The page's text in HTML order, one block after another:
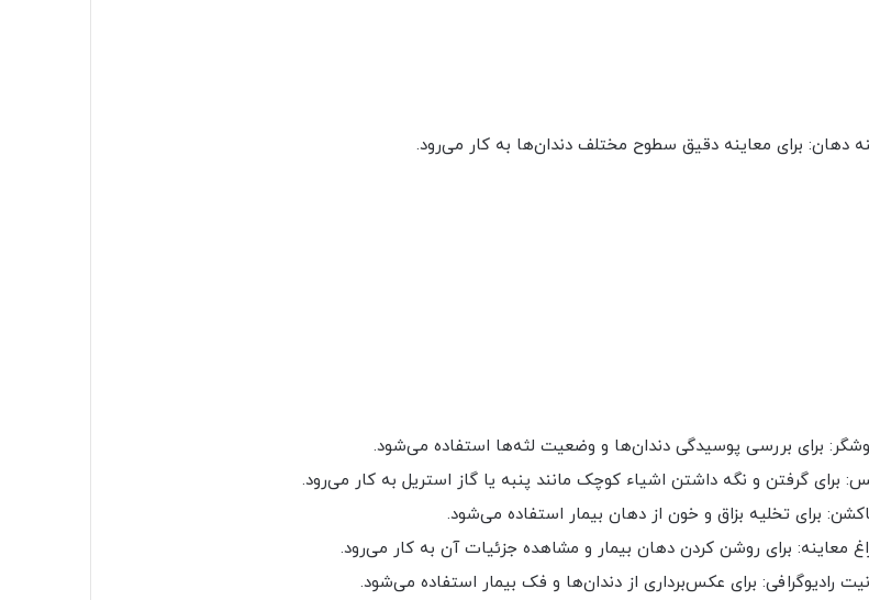
دهان: برای معاینه دقیق سطوح مختلف دندان‌ها به کار می‌رود.
برای بررسی پوسیدگی دندان‌ها و وضعیت لثه‌ها استفاده می‌شود.
برای گرفتن و نگه داشتن اشیاء کوچک مانند پنبه یا گاز استریل به کار می‌رود.
برای تخلیه بزاق و خون از دهان بیمار استفاده می‌شود.
معاینه: برای روشن کردن دهان بیمار و مشاهده جزئیات آن به کار می‌رود.
رادیوگرافی: برای عکس‌برداری از دندان‌ها و فک بیمار استفاده می‌شود.